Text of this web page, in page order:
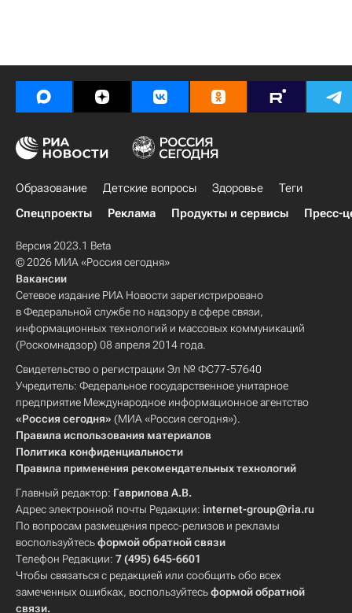
Образование Детские вопросы Здоровье
Теги
Спецпроекты
Реклама Продукты и сервисы Пресс-
Версия 2023.1 Beta
© 2026 МИА «Россия сегодня»
Вакансии
Сетевое издание РИА Новости зарегистрировано
в Федеральной службе по надзору в сфере связи,
информационных технологий и массовых коммуникаций
(Роскомнадзор) 08 апреля 2014 года.
Свидетельство о регистрации Эл № ФС77-57640
Учредитель: Федеральное государственное унитарное
предприятие Международное информационное агентство
«Россия сегодня» (МИА «Россия сегодня»).
Правила использования материалов
Политика конфиденциальности
Правила применения рекомендательных технологий
Главный редактор: Гаврилова А.В.
Адрес электронной почты Редакции: internet-group@ria.ru
По вопросам размещения пресс-релизов и рекламы
воспользуйтесьформой обратной связи
Телефон Редакции: 7 (495) 645-6601
Чтобы связаться с редакцией или сообщить обо всех
замеченных ошибках, воспользуйтесьформой обратной
связи.